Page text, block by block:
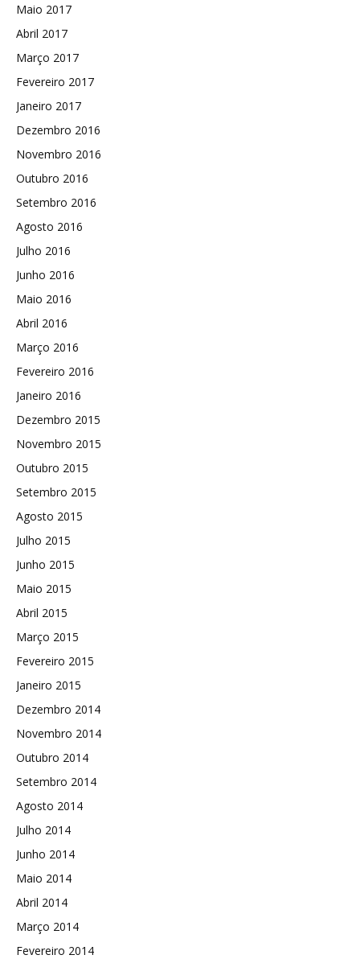
Maio 2017
Abril 2017
Março 2017
Fevereiro 2017
Janeiro 2017
Dezembro 2016
Novembro 2016
Outubro 2016
Setembro 2016
Agosto 2016
Julho 2016
Junho 2016
Maio 2016
Abril 2016
Março 2016
Fevereiro 2016
Janeiro 2016
Dezembro 2015
Novembro 2015
Outubro 2015
Setembro 2015
Agosto 2015
Julho 2015
Junho 2015
Maio 2015
Abril 2015
Março 2015
Fevereiro 2015
Janeiro 2015
Dezembro 2014
Novembro 2014
Outubro 2014
Setembro 2014
Agosto 2014
Julho 2014
Junho 2014
Maio 2014
Abril 2014
Março 2014
Fevereiro 2014